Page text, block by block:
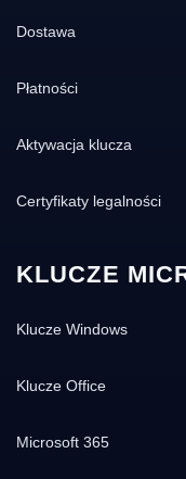
Dostawa
Płatności
Aktywacja klucza
Certyfikaty legalności
KLUCZE
Klucze Windows
Klucze Office
Microsoft 365